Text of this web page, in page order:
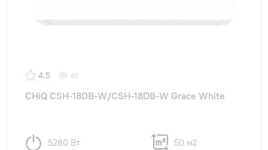
4.5 46
CHiQ CSH-18DB-W/CSH-18DB-W Grace White
5280 Вт 50 м2